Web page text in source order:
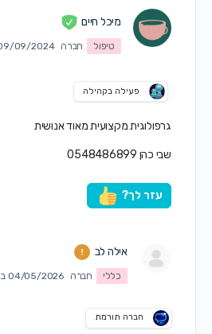
מיכל חיים
טיפול חברה 09/09/2024 ב11:21 pm
פעילה בקהילה
גרפולוגית מקצועית מאוד אנושית
שבי כהן 0548486899
עזר לך?
אילה לב
כללי חברה 04/05/2026 ב9:02 am
חברה תורמת